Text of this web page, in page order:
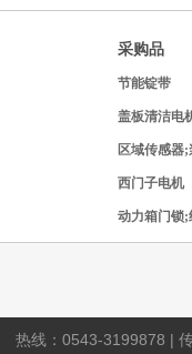
采购品
节能锭带
盖板清洁电
区域传感器;
西门子电机
动力箱门锁;
热线： 0543-3199878 |